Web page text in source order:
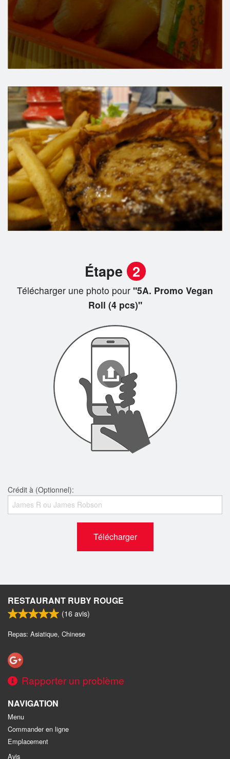
Étape 2
Télécharger une photo pour "5A. Promo Vegan
Roll (4 pcs)"
Crédit à (Optionnel):
Télécharger
RESTAURANT RUBY ROUGE
(16avis)
Repas: Asiatique, Chinese
Rapporter un problème
NAVIGATION
Menu
Commander en ligne
Emplacement
Avis